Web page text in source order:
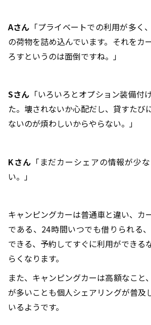
Aさん 「プライベートでの利用が多く
の荷物を詰め込んでいます。それをカ
ろすというのは面倒ですね。」
Sさん 「いろいろとオプション装備付
た。壊されないか心配だし、貸すたび
ないのが煩わしいからやらない。」
Kさん 「まだカーシェアの情報が少
い。」
キャンピングカーは普通車と違い、カ
である、24時間いつでも借りられる
できる、予約してすぐに利用ができる
らくなります。
また、キャンピングカーは高額なこと
が多いことも個人シェアリングが普及
いるようです。